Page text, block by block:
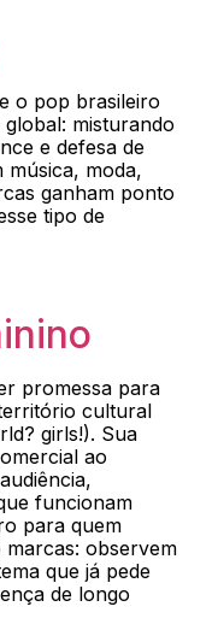
o pop brasileiro
misturando
e defesa de
música, moda,
ganham ponto
tipo de
promessa para
cultural
girls!). Sua
ao
funcionam
para quem
observem
que já pede
de longo